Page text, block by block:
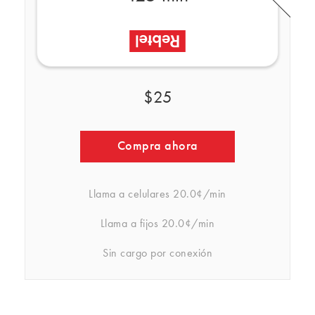
$25
Compra ahora
Llama a celulares 20.0¢/min
Llama a fijos 20.0¢/min
Sin cargo por conexión